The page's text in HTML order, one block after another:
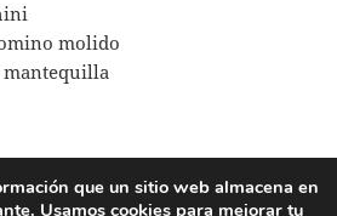
molido
mantequilla
de coliflor
que un sitio web almacena en
Usamos cookies para mejorar tu